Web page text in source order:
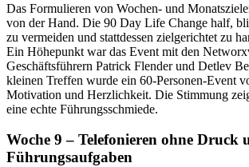
Das Formulieren von Wochen- und
von der Hand. Die 90 Day Life Change half,
zu vermeiden und stattdessen zielgerichtet zu
Ein Höhepunkt war das Event mit den
Geschäftsführern Patrick Flender und Detlev
kleinen Treffen wurde ein 60-Personen-Event
Motivation und Herzlichkeit. Die Stimmung
eine echte Führungsschmiede.
Woche 9 – Telefonieren ohne Druck
Führungsaufgaben